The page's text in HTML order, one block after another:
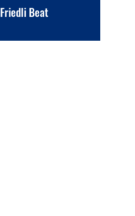
Friedli Beat